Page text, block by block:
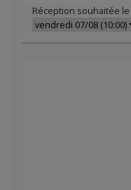
Réception souhaitée le